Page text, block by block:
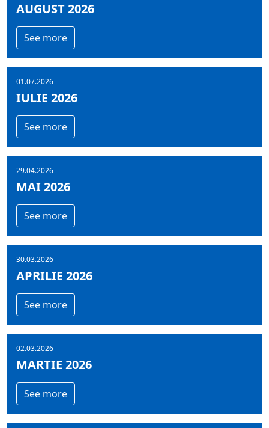
AUGUST 2026
See more
01.07.2026
IULIE 2026
See more
29.04.2026
MAI 2026
See more
30.03.2026
APRILIE 2026
See more
02.03.2026
MARTIE 2026
See more